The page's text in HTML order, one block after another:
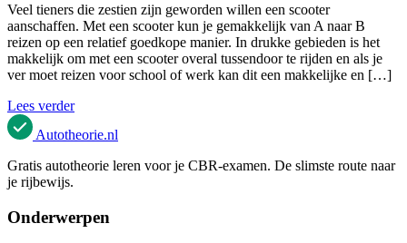
Veel tieners die zestien zijn geworden willen een scooter
aanschaffen. Met een scooter kun je gemakkelijk van A naar B
reizen op een relatief goedkope manier. In drukke gebieden is het
makkelijk om met een scooter overal tussendoor te rijden en als je
ver moet reizen voor school of werk kan dit een makkelijke en […]
Lees verder
Autotheorie.nl
Gratis autotheorie leren voor je CBR-examen. De slimste route naar
je rijbewijs.
Onderwerpen